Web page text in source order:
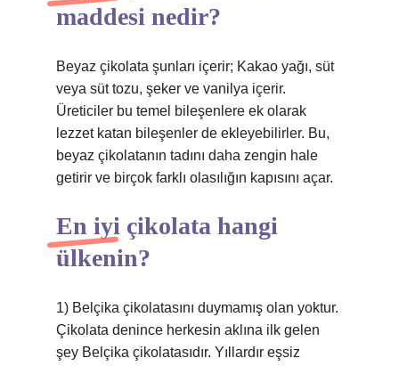
maddesi nedir?
Beyaz çikolata şunları içerir; Kakao yağı, süt
veya süt tozu, şeker ve vanilya içerir.
Üreticiler bu temel bileşenlere ek olarak
lezzet katan bileşenler de ekleyebilirler. Bu,
beyaz çikolatanın tadını daha zengin hale
getirir ve birçok farklı olasılığın kapısını açar.
En iyi çikolata hangi
ülkenin?
1) Belçika çikolatasını duymamış olan yoktur.
Çikolata denince herkesin aklına ilk gelen
şey Belçika çikolatasıdır. Yıllardır eşsiz